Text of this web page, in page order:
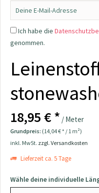
Ich habe die
genommen.
18,95 € * / Meter
Grundpreis: (14,04 € * / 1 m²)
inkl. MwSt. zzgl. Versandkosten
Lieferzeit ca. 5 Tage
Wähle deine individuelle